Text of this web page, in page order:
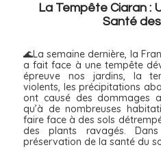
La Tempête Ciaran :
Santé
🌊La semaine dernière, la
a fait face à une tempête
épreuve nos jardins, la
violents, les précipitations
ont causé des dommages
qu’à de nombreuses
faire face à des sols
des plants ravagés.
préservation de la santé du